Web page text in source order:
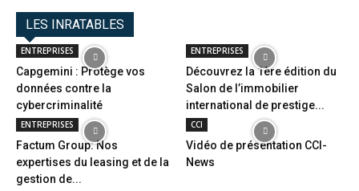
LES INRATABLES
ENTREPRISES
Capgemini : Protège vos
données contre la
cybercriminalité
ENTREPRISES
Découvrez la 1ère édition du
Salon de l’immobilier
international de prestige...
ENTREPRISES
Factum Group: Nos
expertises du leasing et de la
gestion de...
CCI
Vidéo de présentation CCI-
News